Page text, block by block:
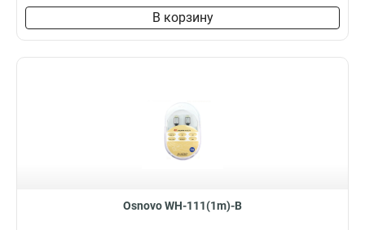
В корзину
Osnovo WH-111(1m)-B